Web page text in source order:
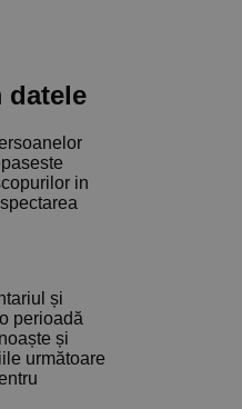
datele
in
și
perioadă
și
următoare